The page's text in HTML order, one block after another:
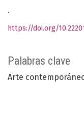
Palabras clave
Arte
.
https://doi.org/